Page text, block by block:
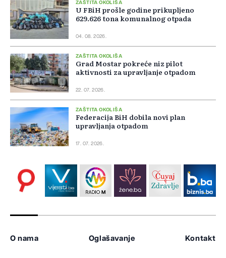
ZAŠTITA OKOLIŠA
U FBiH prošle godine prikupljeno
629.626 tona komunalnog otpada
04. 08. 2026.
ZAŠTITA OKOLIŠA
Grad Mostar pokreće niz pilot
aktivnosti za upravljanje otpadom
22. 07. 2026.
ZAŠTITA OKOLIŠA
Federacija BiH dobila novi plan
upravljanja otpadom
17. 07. 2026.
O nama Oglašavanje Kontakt